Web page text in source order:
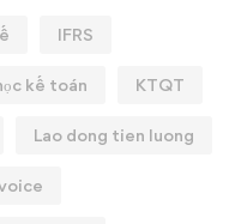
IFRS
kế toán KTQT
Lao dong tien luong